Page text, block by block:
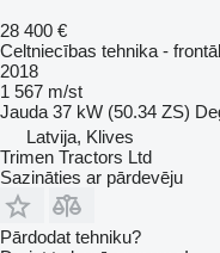
28 400 €
Celtniecības tehnika -
2018
1 567 m/st
Jauda 37 kW (50.34 ZS)
Latvija, Klives
Trimen Tractors Ltd
Sazināties ar pārdevēju
Pārdodat tehniku?